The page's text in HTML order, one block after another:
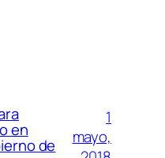
en
de
1
mayo,